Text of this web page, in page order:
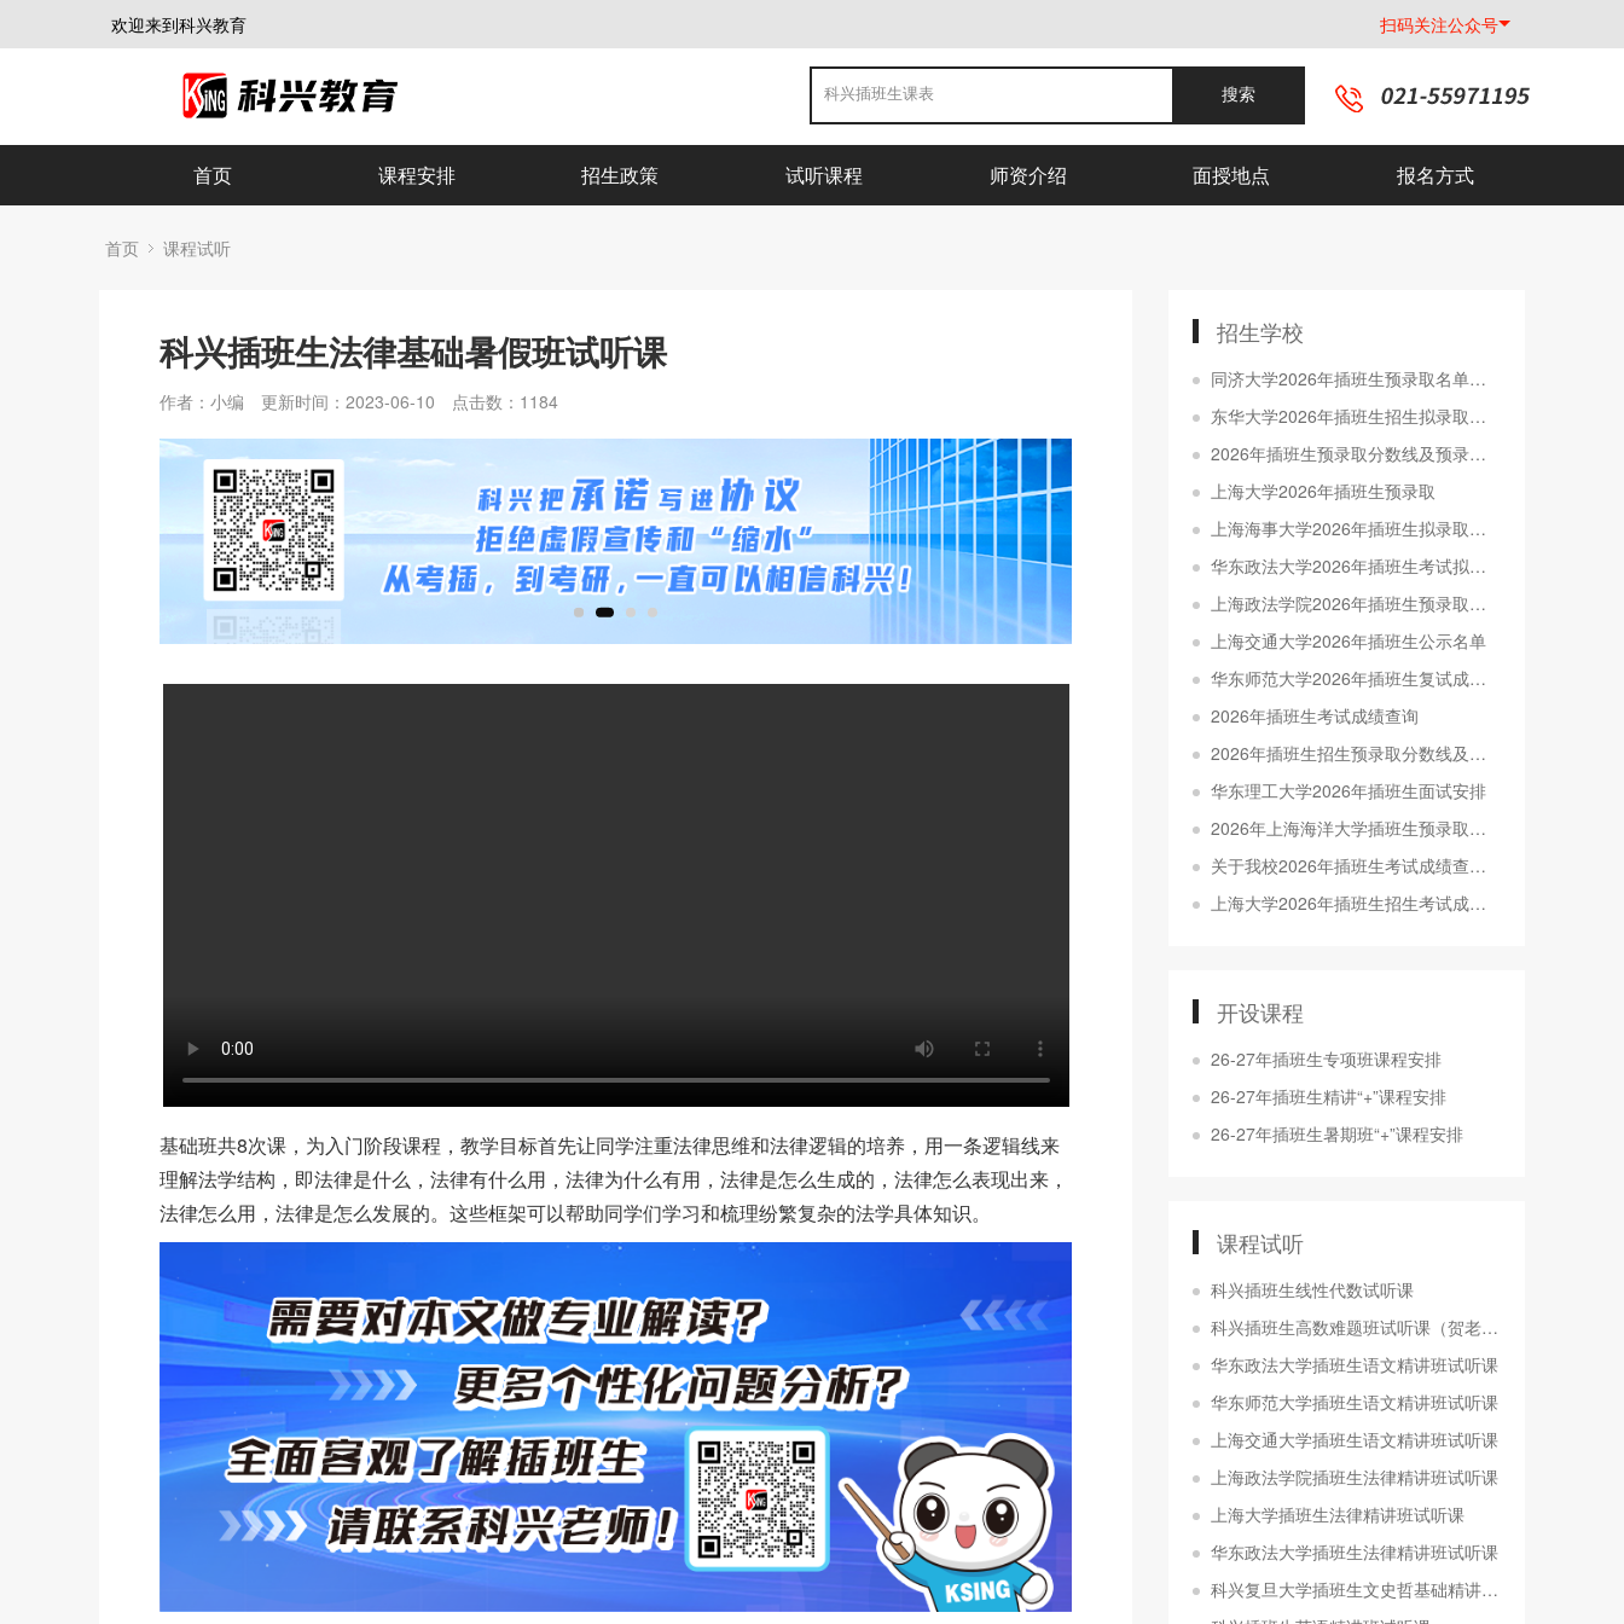
欢迎来到科兴教育 扫码关注公众号
搜索
首页 课程安排 招生政策 试听课程 师资介绍 面授地点 报名方式
首页 课程试听
科兴插班生法律基础暑假班试听课
作者：小编 更新时间：2023-06-10 点击数： 1184
基础班共8次课，为入门阶段课程，教学目标首先让同学注重法律思维和法律逻辑的培养，用一条逻辑线来
理解法学结构，即法律是什么，法律有什么用，法律为什么有用，法律是怎么生成的，法律怎么表现出来，
法律怎么用，法律是怎么发展的。这些框架可以帮助同学们学习和梳理纷繁复杂的法学具体知识。
招生学校
同济大学2026年插班生预录取名单公示
东华大学2026年插班生招生拟录取名单公示
2026年插班生预录取分数线及预录取名单公示
上海大学2026年插班生预录取
上海海事大学2026年插班生拟录取名单公示
华东政法大学2026年插班生考试拟录取名单公示
上海政法学院2026年插班生预录取名单公示
上海交通大学2026年插班生公示名单
华东师范大学2026年插班生复试成绩发布及拟录取名单公示
2026年插班生考试成绩查询
2026年插班生招生预录取分数线及考生名单公示
华东理工大学2026年插班生面试安排
2026年上海海洋大学插班生预录取分数线及名单公示
关于我校2026年插班生考试成绩查询及申请成绩复核的通知
上海大学2026年插班生招生考试成绩查询公告
开设课程
26-27年插班生专项班课程安排
26-27年插班生精讲“+”课程安排
26-27年插班生暑期班“+”课程安排
课程试听
科兴插班生线性代数试听课
科兴插班生高数难题班试听课（贺老师）
华东政法大学插班生语文精讲班试听课
华东师范大学插班生语文精讲班试听课
上海交通大学插班生语文精讲班试听课
上海政法学院插班生法律精讲班试听课
上海大学插班生法律精讲班试听课
华东政法大学插班生法律精讲班试听课
科兴复旦大学插班生文史哲基础精讲班试听课